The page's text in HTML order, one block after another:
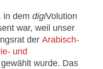
in dem digiVolution
war, weil unser
der Arabisch-
und
gewählt wurde. Das